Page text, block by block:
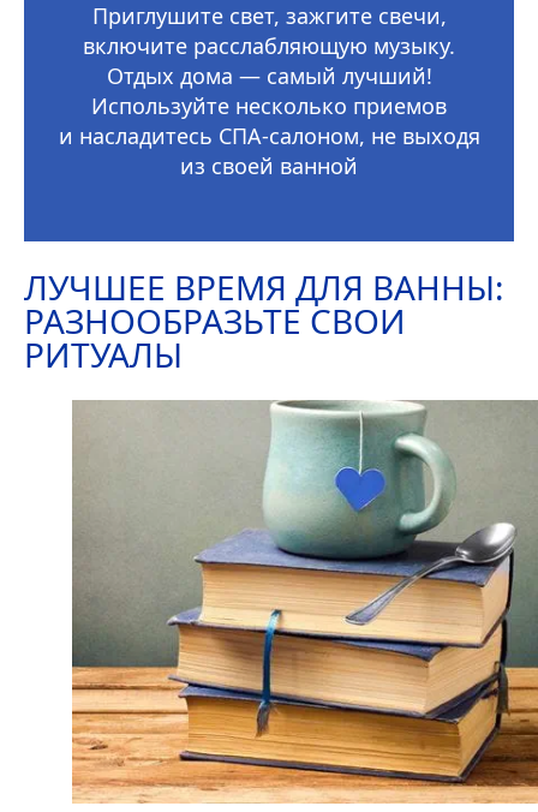
Приглушите свет, зажгите свечи,
включите расслабляющую музыку.
Отдых дома — самый лучший!
Используйте несколько приемов
и насладитесь СПА-салоном, не выходя
из своей ванной
ЛУЧШЕЕ ВРЕМЯ ДЛЯ ВАННЫ:
РАЗНООБРАЗЬТЕ СВОИ
РИТУАЛЫ